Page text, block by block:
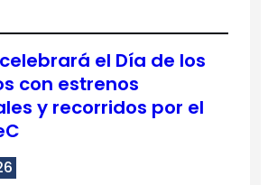
el Día de los
con estrenos
y recorridos por el